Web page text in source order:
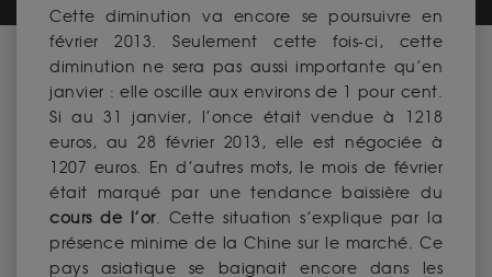
Cette diminution va encore se poursuivre en
février 2013. Seulement cette fois-ci, cette
diminution ne sera pas aussi importante qu’en
janvier : elle oscille aux environs de 1 pour cent.
Si au 31 janvier, l’once était vendue à 1218
euros, au 28 février 2013, elle est négociée à
1207 euros. En d’autres mots, le mois de février
était marqué par une tendance baissière du
cours de l’or. Cette situation s’explique par la
présence minime de la Chine sur le marché. Ce
pays asiatique se baignait encore dans les